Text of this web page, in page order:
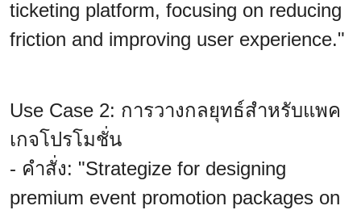
ticketing platform, focusing on reducing
friction and improving user experience."
Use Case 2: การวางกลยุทธ์สำหรับแพค
เกจโปรโมชั่น
- คำสั่ง: "Strategize for designing
premium event promotion packages on